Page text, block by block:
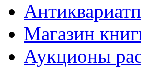
Антиквариат
Магазин
Аукционы